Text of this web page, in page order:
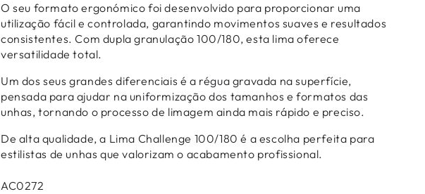
O seu formato ergonómico foi desenvolvido para proporcionar uma
utilização fácil e controlada, garantindo movimentos suaves e resultados
consistentes. Com dupla granulação 100/180, esta lima oferece
versatilidade total.
Um dos seus grandes diferenciais é a régua gravada na superfície,
pensada para ajudar na uniformização dos tamanhos e formatos das
unhas, tornando o processo de limagem ainda mais rápido e preciso.
De alta qualidade, a Lima Challenge 100/180 é a escolha perfeita para
estilistas de unhas que valorizam o acabamento profissional.
AC0272